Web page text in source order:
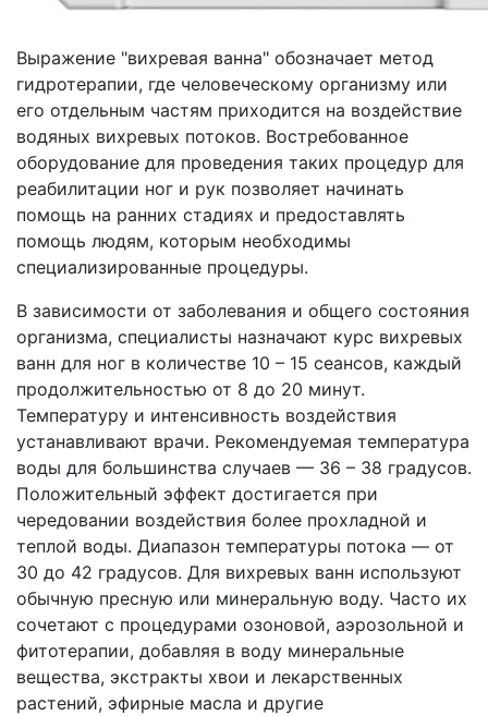
Выражение "вихревая ванна" обозначает метод
гидротерапии, где человеческому организму или
его отдельным частям приходится на воздействие
водяных вихревых потоков. Востребованное
оборудование для проведения таких процедур для
реабилитации ног и рук позволяет начинать
помощь на ранних стадиях и предоставлять
помощь людям, которым необходимы
специализированные процедуры.
В зависимости от заболевания и общего состояния
организма, специалисты назначают курс вихревых
ванн для ног в количестве 10 – 15 сеансов, каждый
продолжительностью от 8 до 20 минут.
Температуру и интенсивность воздействия
устанавливают врачи. Рекомендуемая температура
воды для большинства случаев — 36 – 38 градусов.
Положительный эффект достигается при
чередовании воздействия более прохладной и
теплой воды. Диапазон температуры потока — от
30 до 42 градусов. Для вихревых ванн используют
обычную пресную или минеральную воду. Часто их
сочетают с процедурами озоновой, аэрозольной и
фитотерапии, добавляя в воду минеральные
вещества, экстракты хвои и лекарственных
растений, эфирные масла и другие